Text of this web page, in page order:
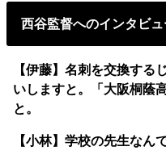
西谷監督へのインタビ
【伊藤】名刺を交換する
いしますと。「大阪桐
と。
【小林】学校の先生なん